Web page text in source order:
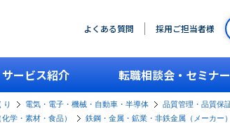
よくある質問 採用ご担当者様
サービス紹介 転職相談会・セミナー
り 電気・電子・機械・自動車・半導体
品質管理・品質保
化学・素材・食品）
鉄鋼・金属・鉱業・非鉄金属（メーカー）